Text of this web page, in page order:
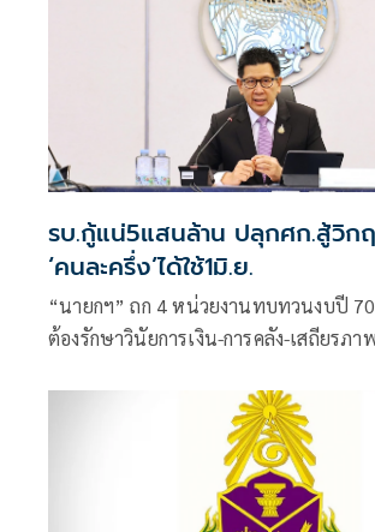
รบ.กู้แน่5แสนล้าน ปลุกศก.สู้วิก
‘คนละครึ่ง’ได้ใช้1มิ.ย.
“นายกฯ” ถก 4 หน่วยงานทบทวนงบปี
ต้องรักษาวินัยการเงิน-การคลัง-เสถียรภา